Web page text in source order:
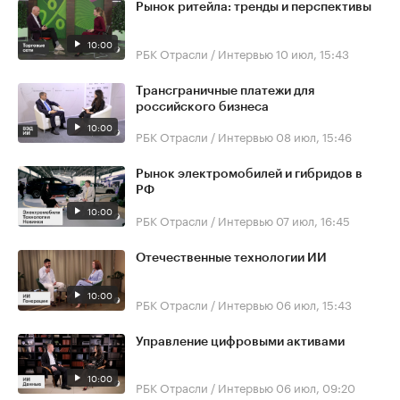
10:00
Рынок ритейла: тренды и перспективы
РБК Отрасли / Интервью10 июл, 15:43
10:00
Трансграничные платежи для
российского бизнеса
РБК Отрасли / Интервью 08 июл, 15:46
10:00
Рынок электромобилей и гибридов в
РФ
РБК Отрасли / Интервью 07 июл, 16:45
10:00
Отечественные технологии ИИ
РБК Отрасли / Интервью 06 июл, 15:43
10:00
Управление цифровыми активами
РБК Отрасли / Интервью 06 июл, 09:20